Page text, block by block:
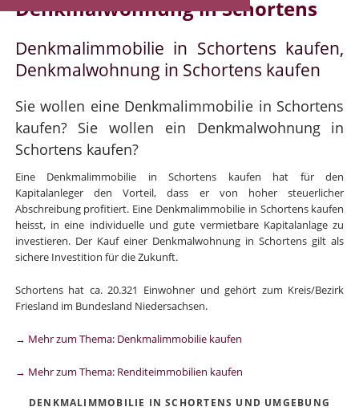
Denkmalwohnung in Schortens
Denkmalimmobilie in Schortens kaufen,
Denkmalwohnung in Schortens kaufen
Sie wollen eine Denkmalimmobilie in Schortens
kaufen? Sie wollen ein Denkmalwohnung in
Schortens kaufen?
Eine Denkmalimmobilie in Schortens kaufen hat für den
Kapitalanleger den Vorteil, dass er von hoher steuerlicher
Abschreibung profitiert. Eine Denkmalimmobilie in Schortens kaufen
heisst, in eine individuelle und gute vermietbare Kapitalanlage zu
investieren. Der Kauf einer Denkmalwohnung in Schortens gilt als
sichere Investition für die Zukunft.
Schortens hat ca. 20.321 Einwohner und gehört zum Kreis/Bezirk
Friesland im Bundesland Niedersachsen.
→ Mehr zum Thema: Denkmalimmobilie kaufen
→ Mehr zum Thema: Renditeimmobilien kaufen
DENKMALIMMOBILIE IN SCHORTENS UND UMGEBUNG